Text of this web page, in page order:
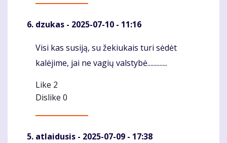
dzukas - 2025-07-10 - 11:16
Komentaras
Visi kas susiją, su žekiukais turi sėdėt
kalėjime, jai ne vagių valstybė.............
Like 2
Dislike 0
atlaidusis - 2025-07-09 - 17:38